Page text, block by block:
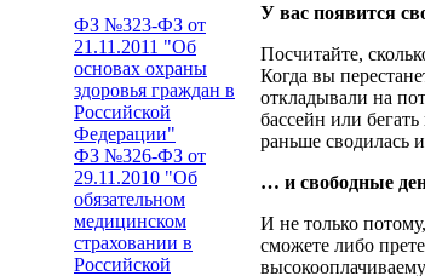
ФЗ №323-ФЗ от
21.11.2011 "Об
основах охраны
здоровья граждан в
Российской
Федерации"
ФЗ №326-ФЗ от
29.11.2010 "Об
обязательном
медицинском
страховании в
Российской
У вас появится
Посчитайте,
Когда вы
откладывали на
бассейн или
раньше сводилась
… и свободные
И не только
сможете либо